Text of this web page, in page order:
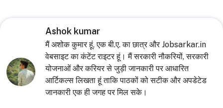
Ashok kumar
मैं अशोक कुमार हूं, एक बी.ए. का छात्र और Jobsarkar.in
वेबसाइट का कंटेंट राइटर हूं। मैं सरकारी नौकरियों, सरकारी
योजनाओं और करियर से जुड़ी जानकारी पर आधारित
आर्टिकल्स लिखता हूं ताकि पाठकों को सटीक और अपडेटेड
जानकारी एक ही जगह पर मिल सके।